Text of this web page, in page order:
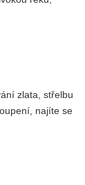
zlata, střelbu
najíte se